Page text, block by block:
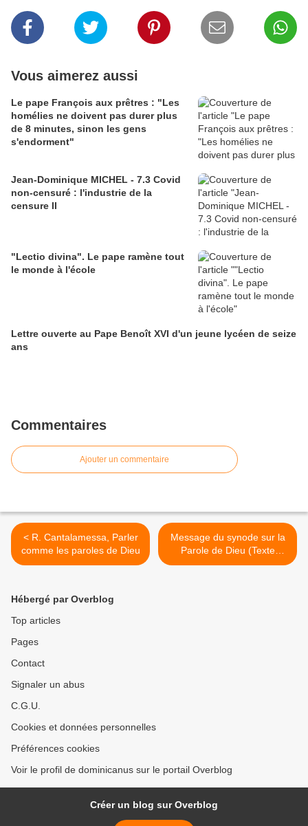
Vous aimerez aussi
Le pape François aux prêtres : "Les
homélies ne doivent pas durer plus
de 8 minutes, sinon les gens
s'endorment"
Jean-Dominique MICHEL - 7.3 Covid
non-censuré : l'industrie de la
censure II
"Lectio divina". Le pape ramène tout
le monde à l'école
Lettre ouverte au Pape Benoît XVI d'un jeune lycéen de seize
ans
Commentaires
Ajouter un commentaire
< R. Cantalamessa, Parler
comme les paroles de Dieu
Message du synode sur la
Parole de Dieu (Texte
intégral) >
Hébergé par Overblog
Top articles
Pages
Contact
Signaler un abus
C.G.U.
Cookies et données personnelles
Préférences cookies
Voir le profil de dominicanus sur le portail Overblog
Créer un blog sur Overblog